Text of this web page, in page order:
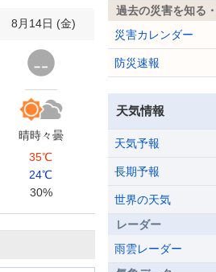
8月14日 (金)
晴時々曇
35℃
24℃
30%
過去の災害を知る
災害カレンダー
防災速報
天気情報
天気予報
長期予報
世界の天気
レーダー
雨雲レーダー